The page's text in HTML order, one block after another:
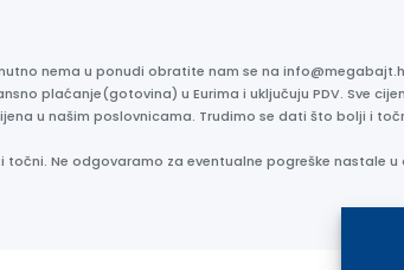
nema u ponudi obratite nam se na
plaćanje(gotovina) u Eurima i uključuju PDV. Sve
u našim poslovnicama. Trudimo se dati što bolji i
točni. Ne odgovaramo za eventualne pogreške nastale